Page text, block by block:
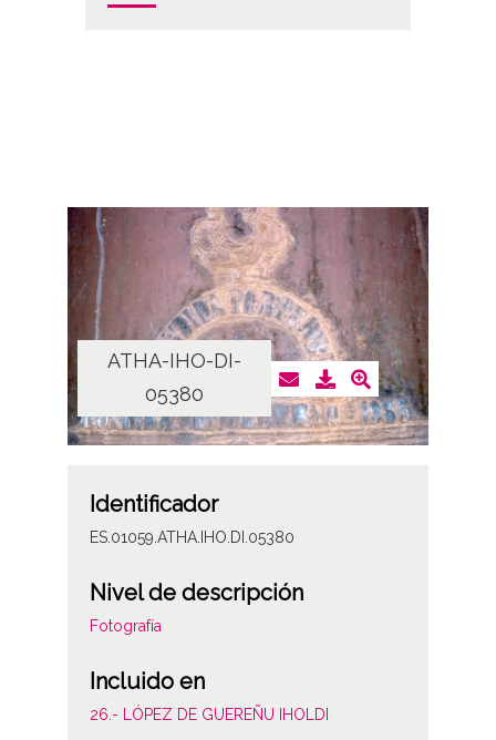
ATHA-IHO-DI-
05380
Identificador
ES.01059.ATHA.IHO.DI.05380
Nivel de descripción
Fotografía
Incluido en
26.- LÓPEZ DE GUEREÑU IHOLDI